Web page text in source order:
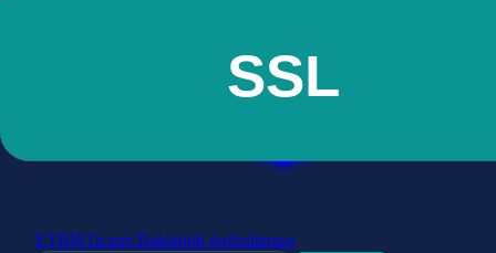
ETBİSTicaret Bakanlığı doğrulaması